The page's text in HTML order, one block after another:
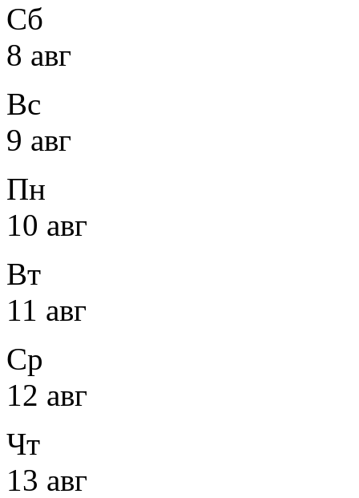
Сб
8 авг
Вс
9 авг
Пн
10 авг
Вт
11 авг
Ср
12 авг
Чт
13 авг